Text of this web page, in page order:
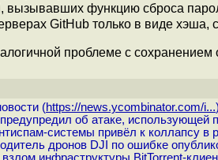
вызывавших функцию сброса
GitHub только в виде
проблеме с сохранением
(https://news.ycombinator.com/i...)
об атаке, использующей
системы привёл к коллапсу в
дронов DJI по ошибке